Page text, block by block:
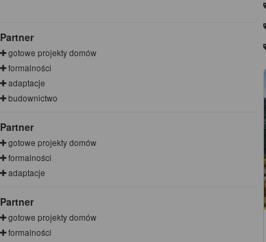
Partner
gotowe projekty domów
formalności
adaptacje
budownictwo
Partner
gotowe projekty domów
formalności
adaptacje
Partner
gotowe projekty domów
formalności